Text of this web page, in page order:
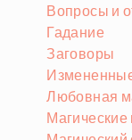
Вопросы и
Гадание
Заговоры
Любовная